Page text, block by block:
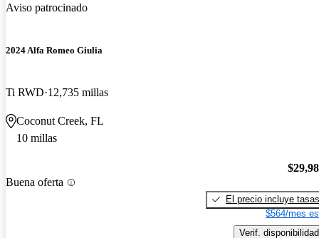
Aviso patrocinado
2024 Alfa Romeo Giulia
Ti RWD 12,735 millas
Coconut Creek, FL
10 millas
Buena oferta
El precio incluye tasas
$564/mes
Verif. disponibilidad